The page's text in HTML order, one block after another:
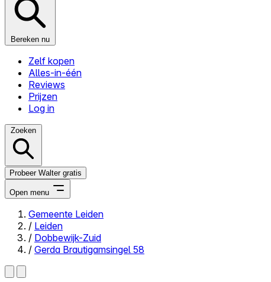
Bereken nu
Zelf kopen
Alles-in-één
Reviews
Prijzen
Log in
Zoeken
Probeer Walter gratis
Open menu
Close menu
Gemeente Leiden
/ Leiden
/ Dobbewijk-Zuid
/ Gerda Brautigamsingel 58